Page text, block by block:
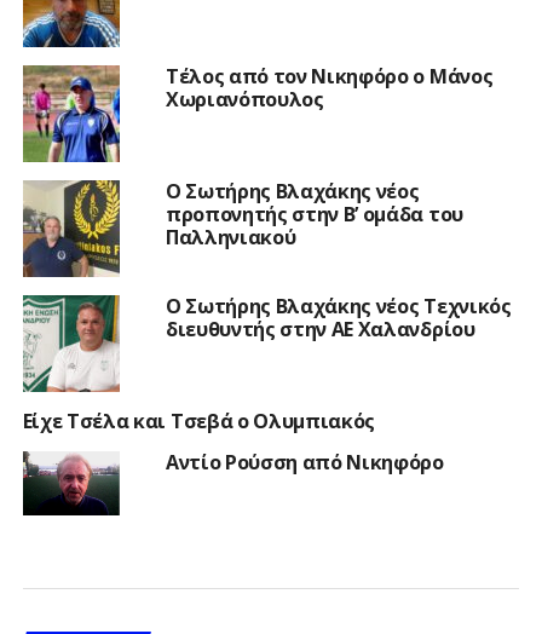
Τέλος από τον Νικηφόρο ο Μάνος
Χωριανόπουλος
Ο Σωτήρης Βλαχάκης νέος
προπονητής στην Β’ ομάδα του
Παλληνιακού
Ο Σωτήρης Βλαχάκης νέος Τεχνικός
διευθυντής στην ΑΕ Χαλανδρίου
Είχε Τσέλα και Τσεβά ο Ολυμπιακός
Αντίο Ρούσση από Νικηφόρο